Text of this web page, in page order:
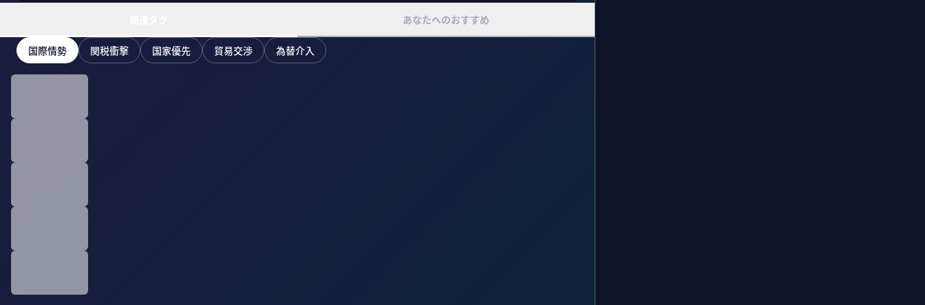
あなたへのおすすめ
国際情勢 関税衝撃 国家優先 貿易交渉 為替介入